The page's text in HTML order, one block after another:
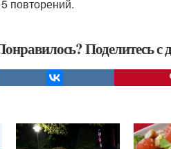
повторений.
Поделитесь с